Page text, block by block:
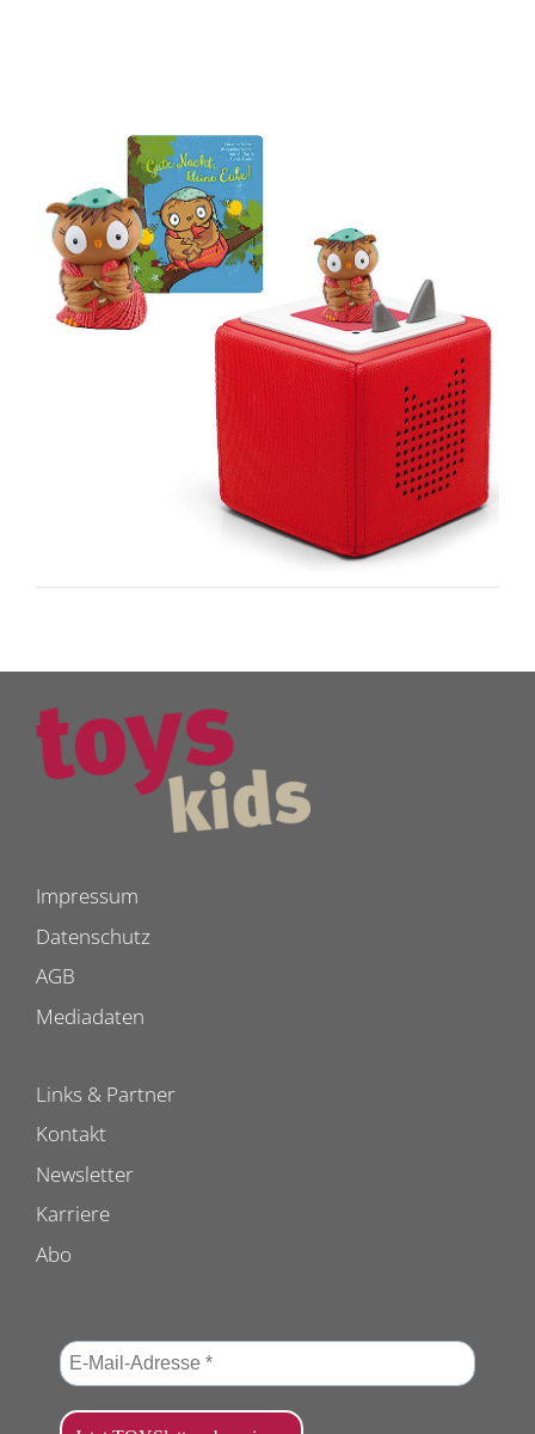
Impressum
Datenschutz
AGB
Mediadaten
Links & Partner
Kontakt
Newsletter
Karriere
Abo